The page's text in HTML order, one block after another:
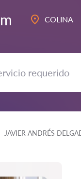
COLINA
JAVIER ANDRÉS